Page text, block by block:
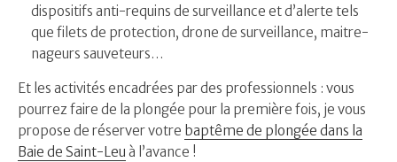
dispositifs anti-requins de surveillance et d’alerte tels
que filets de protection, drone de surveillance, maitre-
nageurs sauveteurs…
Et les activités encadrées par des professionnels : vous
pourrez faire de la plongée pour la première fois, je vous
propose de réserver votre baptême de plongée dans la
Baie de Saint-Leu à l’avance !